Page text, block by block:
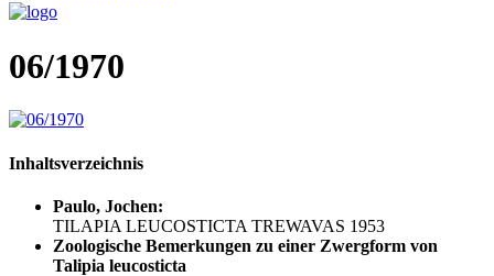
06/1970
Inhaltsverzeichnis
Paulo, Jochen:
TILAPIA LEUCOSTICTA TREWAVAS 1953
Zoologische Bemerkungen zu einer Zwergform von
Talipia leucosticta